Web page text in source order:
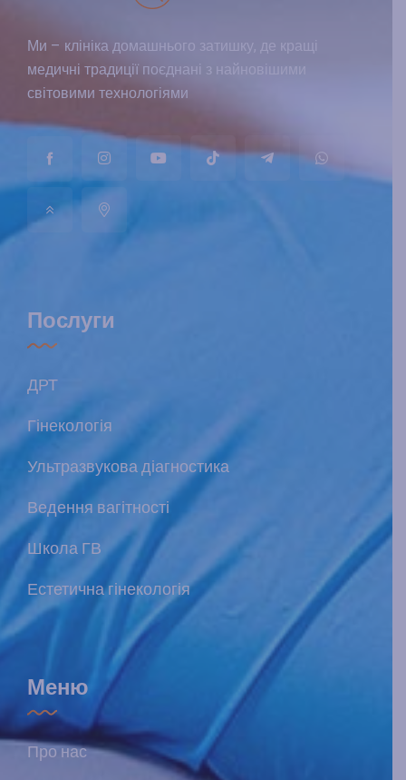
Ми – клініка домашнього затишку, де кращі
медичні традиції поєднані з найновішими
світовими технологіями
Послуги
ДРТ
Гінекологія
Ультразвукова діагностика
Ведення вагітності
Школа ГВ
Естетична гінекологія
Меню
Про нас